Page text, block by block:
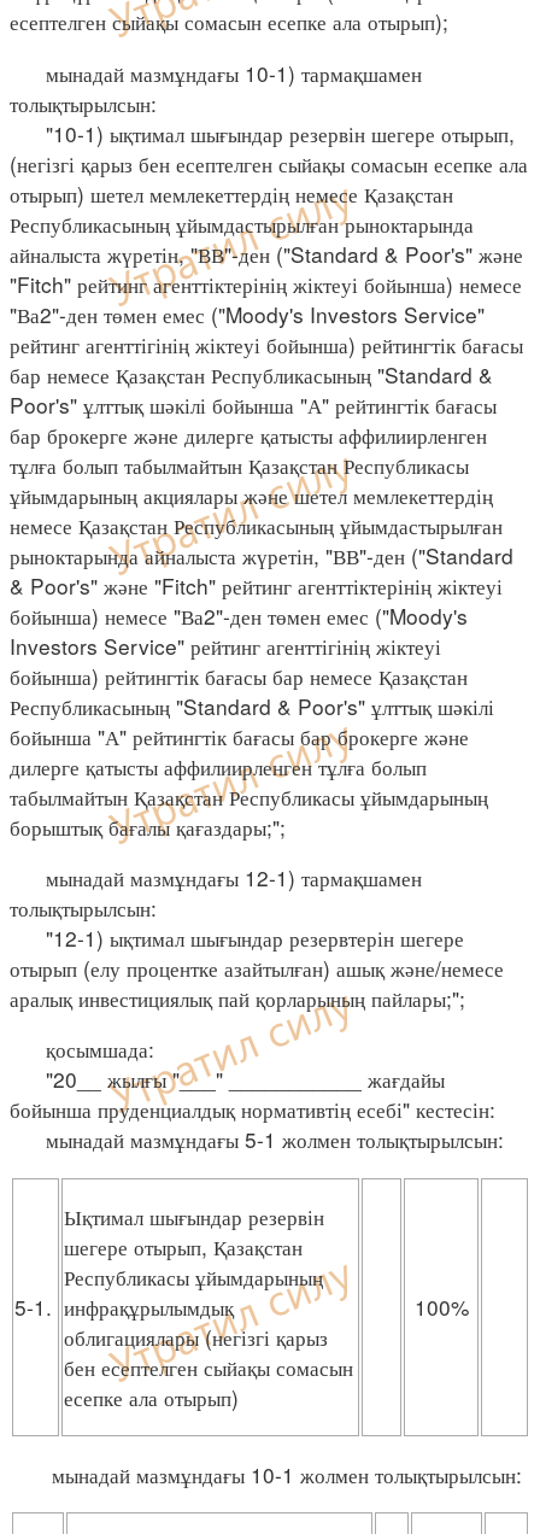
есептелген сыйақы сомасын есепке ала отырып);
мынадай мазмұндағы 10-1) тармақшамен
толықтырылсын:
"10-1) ықтимал шығындар резервін шегере отырып,
(негізгі қарыз бен есептелген сыйақы сомасын есепке ала
отырып) шетел мемлекеттердің немесе Қазақстан
Республикасының ұйымдастырылған рыноктарында
айналыста жүретін, "ВВ"-ден ("Standard & Poor's" және
"Fitch" рейтинг агенттіктерінің жіктеуі бойынша) немесе
"Ва2"-ден төмен емес ("Moody's Investors Service"
рейтинг агенттігінің жіктеуі бойынша) рейтингтік бағасы
бар немесе Қазақстан Республикасының "Standard &
Poor's" ұлттық шәкілі бойынша "А" рейтингтік бағасы
бар брокерге және дилерге қатысты аффилиирленген
тұлға болып табылмайтын Қазақстан Республикасы
ұйымдарының акциялары және шетел мемлекеттердің
немесе Қазақстан Республикасының ұйымдастырылған
рыноктарында айналыста жүретін, "ВВ"-ден ("Standard
& Poor's" және "Fitch" рейтинг агенттіктерінің жіктеуі
бойынша) немесе "Ва2"-ден төмен емес ("Moody's
Investors Service" рейтинг агенттігінің жіктеуі
бойынша) рейтингтік бағасы бар немесе Қазақстан
Республикасының "Standard & Poor's" ұлттық шәкілі
бойынша "А" рейтингтік бағасы бар брокерге және
дилерге қатысты аффилиирленген тұлға болып
табылмайтын Қазақстан Республикасы ұйымдарының
борыштық бағалы қағаздары;";
мынадай мазмұндағы 12-1) тармақшамен
толықтырылсын:
"12-1) ықтимал шығындар резервтерін шегере
отырып (елу процентке азайтылған) ашық және/немесе
аралық инвестициялық пай қорларының пайлары;";
қосымшада:
"20__ жылғы "___" ___________ жағдайы
бойынша пруденциалдық нормативтің есебі" кестесін:
мынадай мазмұндағы 5-1 жолмен толықтырылсын:
5-1.
Ықтимал шығындар резервін
шегере отырып, Қазақстан
Республикасы ұйымдарының
инфрақұрылымдық
облигациялары (негізгі қарыз
бен есептелген сыйақы сомасын
есепке ала отырып)
100%
мынадай мазмұндағы 10-1 жолмен толықтырылсын: